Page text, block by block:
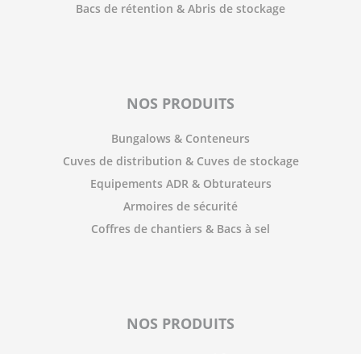
Bacs de rétention & Abris de stockage
NOS PRODUITS
Bungalows & Conteneurs
Cuves de distribution & Cuves de stockage
Equipements ADR & Obturateurs
Armoires de sécurité
Coffres de chantiers & Bacs à sel
NOS PRODUITS